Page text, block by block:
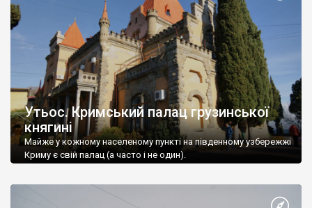
Утьос. Кримський палац грузинської
княгині
Майже у кожному населеному пункті на південному узбережжі
Криму є свій палац (а часто і не один).